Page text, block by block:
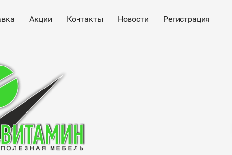
Акции Контакты Новости Регистрация